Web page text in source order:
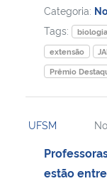
Advocacia-Geral da União
Banco Central do Brasil
Categoria:
Tags:
biologia
extensão
Prêmio
UFSM
estão